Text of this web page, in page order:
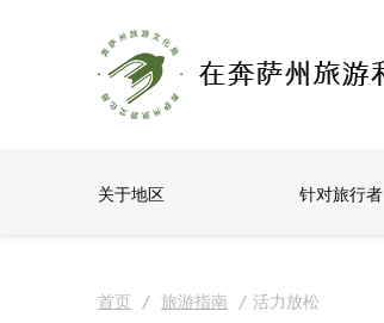
关于地区 针对旅行者
首页 / 旅游指南 / 活力放松